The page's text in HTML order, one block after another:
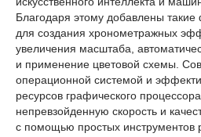
Благодаря этому добавлены
для создания хронометражных
увеличения масштаба,
и применение цветовой схемы.
операционной системой и
ресурсов графического
непревзойденную скорость и
с помощью простых инструментов